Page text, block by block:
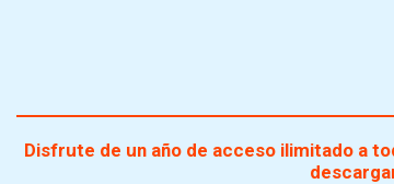
Disfrute de un año de acceso ilimitado a